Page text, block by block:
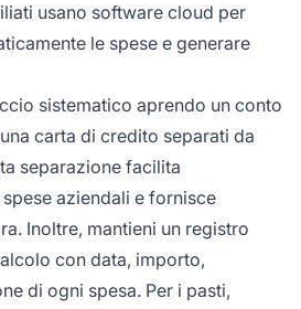
usano software cloud per
le spese e generare
sistematico aprendo un conto
carta di credito separati da
separazione facilita
aziendali e fornisce
Inoltre, mantieni un registro
con data, importo,
di ogni spesa. Per i pasti,